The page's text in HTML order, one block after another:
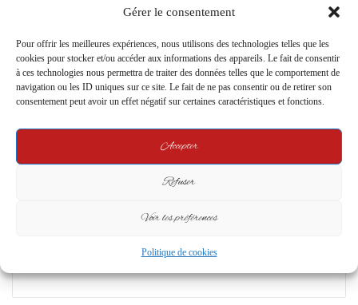
Gérer le consentement
Pour offrir les meilleures expériences, nous utilisons des technologies telles que les
cookies pour stocker et/ou accéder aux informations des appareils. Le fait de consentir
à ces technologies nous permettra de traiter des données telles que le comportement de
navigation ou les ID uniques sur ce site. Le fait de ne pas consentir ou de retirer son
consentement peut avoir un effet négatif sur certaines caractéristiques et fonctions.
Accepter
Refuser
Voir les préférences
Politique de cookies
7 April 2024
Leave a Reply